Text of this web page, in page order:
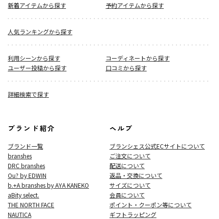
新着アイテムから探す
予約アイテムから探す
人気ランキングから探す
利用シーンから探す
コーディネートから探す
ユーザー投稿から探す
口コミから探す
詳細検索で探す
ブランド紹介
ブランド一覧
branshes
DRC branshes
Ou? by EDWIN
b.+A branshes by AYA KANEKO
aBity select.
THE NORTH FACE
NAUTICA
ヘルプ
ブランシェス公式ECサイトについて
ご注文について
配送について
返品・交換について
サイズについて
会員について
ポイント・クーポン等について
ギフトラッピング